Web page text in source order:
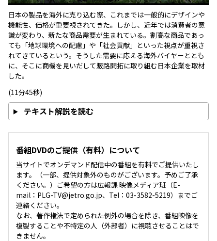
日本の製品を海外に売り込む際、これまでは一般的にデザインや
機能性、価格が重要視されてきた。しかし、近年では消費者の意
識が変わり、新たな商品需要が生まれている。割高な商品であっ
ても「地球環境への配慮」や「社会貢献」といった視点が重視さ
れてきているという。そうした需要に応える海外バイヤーととも
に、そこに商機を見いだして販路開拓に取り組む日本企業を取材
した。
(11分45秒)
テキスト解説を読む
番組DVDのご提供（有料）について
当サイトでオンデマンド配信中の番組を有料でご提供いたし
ます。（一部、提供対象外のものがございます。予めご了承
ください。）ご希望の方は広報課 映像メディア班（E-
mail：PLG-TV@jetro.go.jp、Tel：03-3582-5219）までご
連絡ください。
なお、著作権法で定められた例外の場合を除き、番組映像を
複製することや不特定の人（外部者）に視聴させることはで
きません。